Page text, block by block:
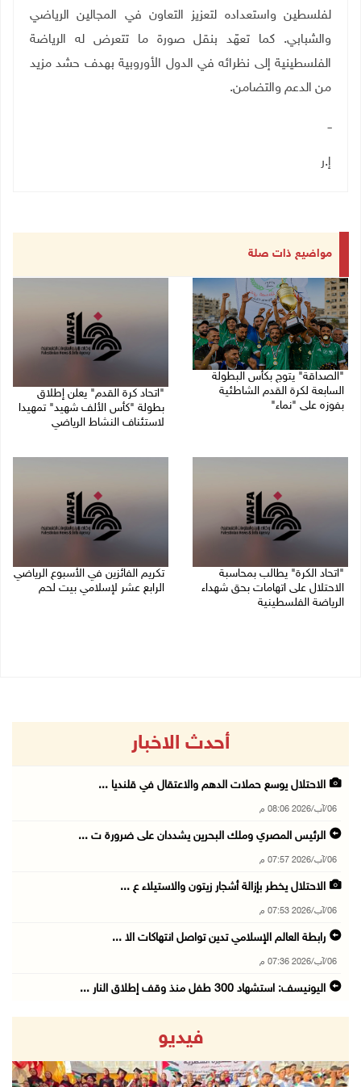
لفلسطين واستعداده لتعزيز التعاون في المجالين الرياضي
والشبابي. كما تعهّد بنقل صورة ما تتعرض له الرياضة
الفلسطينية إلى نظرائه في الدول الأوروبية بهدف حشد مزيد
من الدعم والتضامن.
ــ
إ.ر
مواضيع ذات صلة
"الصداقة" يتوج بكأس البطولة
السابعة لكرة القدم الشاطئية
بفوزه على "نماء"
"اتحاد كرة القدم" يعلن إطلاق
بطولة "كأس الألف شهيد" تمهيدا
لاستئناف النشاط الرياضي
"اتحاد الكرة" يطالب بمحاسبة
الاحتلال على اتهامات بحق شهداء
الرياضة الفلسطينية
تكريم الفائزين في الأسبوع الرياضي
الرابع عشر لإسلامي بيت لحم
أحدث الاخبار
الاحتلال يوسع حملات الدهم والاعتقال في قلنديا ...
06/آب/2026 08:06 م
الرئيس المصري وملك البحرين يشددان على ضرورة ت ...
06/آب/2026 07:57 م
الاحتلال يخطر بإزالة أشجار زيتون والاستيلاء ع ...
06/آب/2026 07:53 م
رابطة العالم الإسلامي تدين تواصل انتهاكات الا ...
06/آب/2026 07:36 م
اليونيسف: استشهاد 300 طفل منذ وقف إطلاق النار ...
الاحتلال يدمّر بيت الزوجية قبل ساعات من الزفا ...
06/آب/2026 07:27 م
فيديو